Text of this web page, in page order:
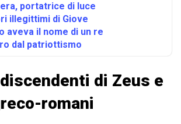
portatrice di luce
illegittimi di Giove
aveva il nome di un re
dal patriottismo
di Zeus e
romani